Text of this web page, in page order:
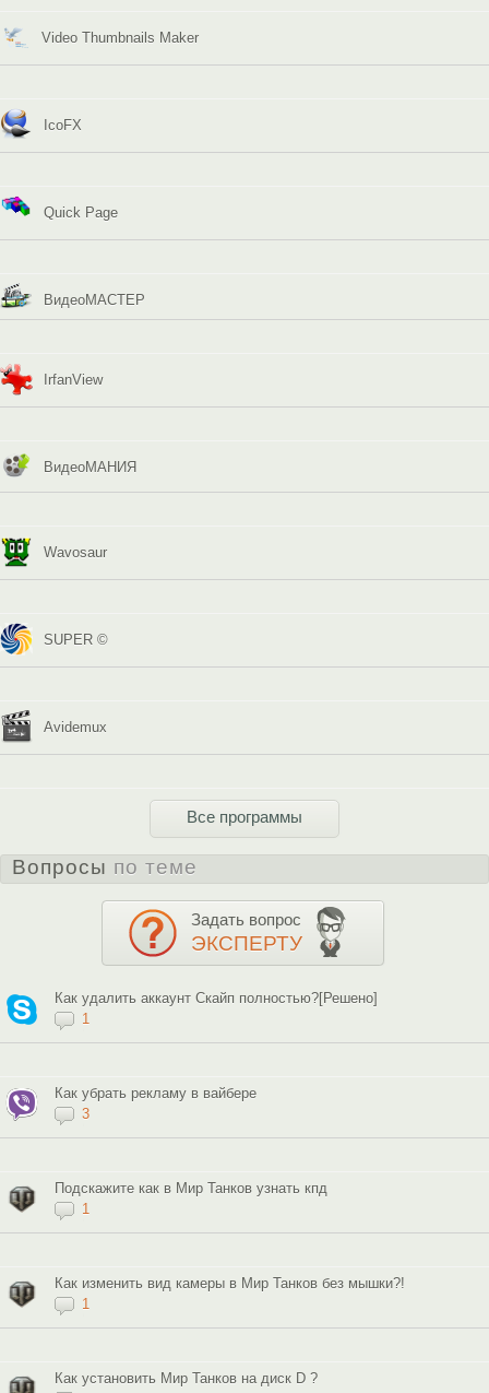
Video Thumbnails Maker
IcoFX
Quick Page
ВидеоМАСТЕР
IrfanView
ВидеоМАНИЯ
Wavosaur
SUPER ©
Avidemux
Все программы
Вопросы по теме
Задать вопрос
ЭКСПЕРТУ
Как удалить аккаунт Скайп полностью?[Решено]
1
Как убрать рекламу в вайбере
3
Подскажите как в Мир Танков узнать кпд
1
Как изменить вид камеры в Мир Танков без мышки?!
1
Как установить Мир Танков на диск D ?